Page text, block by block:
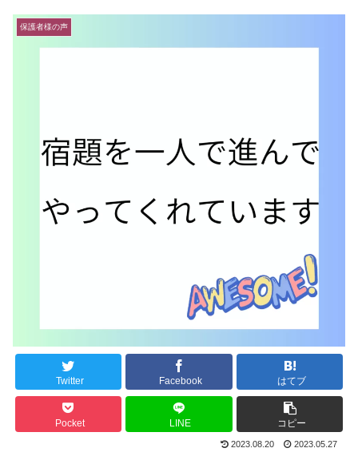
保護者様の声
Twitter Facebook はてブ
Pocket LINE コピー
2023.08.20 2023.05.27